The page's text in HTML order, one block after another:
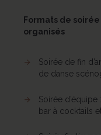
Formats de
organisés
Soirée de fin
de danse
Soirée
bar à cocktails